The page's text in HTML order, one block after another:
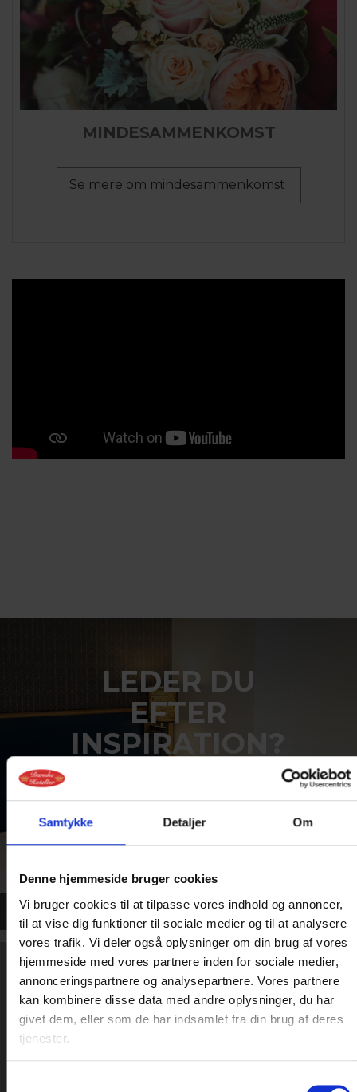
Samtykke Detaljer Om
Denne hjemmeside bruger cookies
Vi bruger cookies til at tilpasse vores indhold og annoncer,
til at vise dig funktioner til sociale medier og til at analysere
vores trafik. Vi deler også oplysninger om din brug af vores
hjemmeside med vores partnere inden for sociale medier,
annonceringspartnere og analysepartnere. Vores partnere
kan kombinere disse data med andre oplysninger, du har
givet dem, eller som de har indsamlet fra din brug af deres
tjenester.
MINDESAMMENKOMST
Se mere om mindesammenkomst
LEDER DU
EFTER
INSPIRATION?
aktuelle ophold lige nu
Se mere her
SKAL VI HJÆLPE DIG
MED DIT NÆSTE